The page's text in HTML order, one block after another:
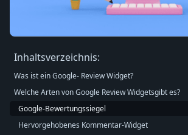
Inhaltsverzeichnis:
Was ist ein Google- Review Widget?
Welche Arten von Google Review Widgetsgibt es?
Google-Bewertungssiegel
Hervorgehobenes Kommentar-Widget